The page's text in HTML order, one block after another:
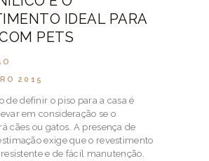
IDEAL PARA
PETS
2015
de definir o piso para a casa é
em consideração se o
cães ou gatos. A presença de
exige que o revestimento
e de fácil manutenção.